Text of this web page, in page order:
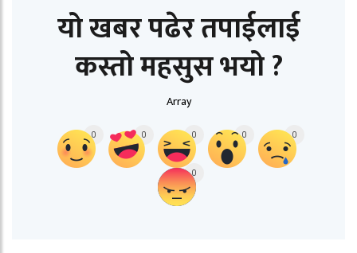
यो खबर पढेर तपाईलाई
कस्तो महसुस भयो ?
Array
0 0 0 0 0
0